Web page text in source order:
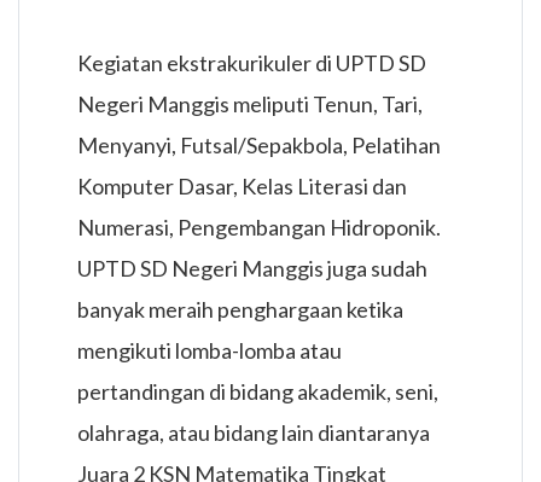
Kegiatan ekstrakurikuler di UPTD SD
Negeri Manggis meliputi Tenun, Tari,
Menyanyi, Futsal/Sepakbola, Pelatihan
Komputer Dasar, Kelas Literasi dan
Numerasi, Pengembangan Hidroponik.
UPTD SD Negeri Manggis juga sudah
banyak meraih penghargaan ketika
mengikuti lomba-lomba atau
pertandingan di bidang akademik, seni,
olahraga, atau bidang lain diantaranya
Juara 2 KSN Matematika Tingkat